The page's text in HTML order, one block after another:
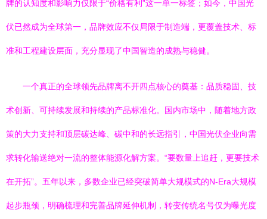
牌的认知度和影响力仅限于“价格有利”这一单一标签；如今，中国光
伏已然成为全球第一，品牌效应不仅局限于制造端，更覆盖技术、标
准和工程建设层面，充分显现了中国智造的成熟与稳健。
一个真正的全球领先品牌离不开四点核心的奠基：品质稳固、技
术创新、可持续发展和持续的产品标准化。国内市场中，随着地方政
策的大力支持和顶层碳达峰、碳中和的长远指引，中国光伏企业向需
求转化输送绝对一流的整体能源化解方案。“要数量上追赶，更要技术
在开拓”。五年以来，多数企业已经突破简单大规模式的N-Era大规模
起步瓶颈，明确梳理和完善品牌延伸机制，转变传统名号仅为曝光度